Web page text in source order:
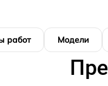
работ Модели